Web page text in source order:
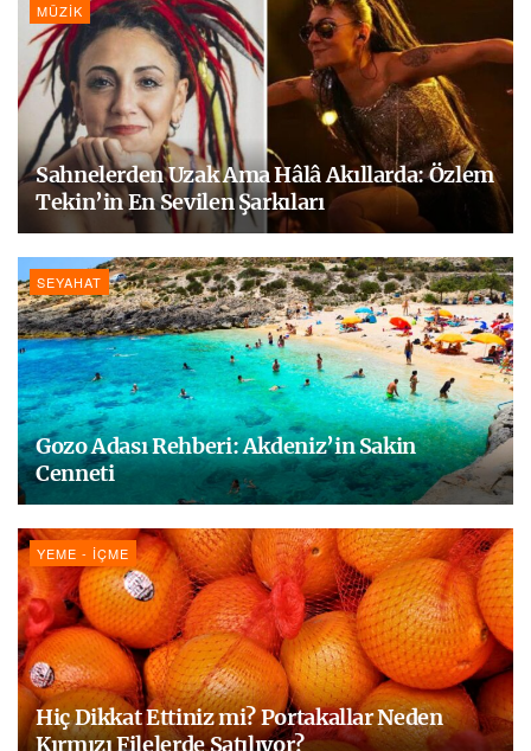
MÜZIK
Sahnelerden Uzak Ama Hâlâ Akıllarda: Özlem
Tekin’in En Sevilen Şarkıları
SEYAHAT
Gozo Adası Rehberi: Akdeniz’in Sakin
Cenneti
YEME - İÇME
Hiç Dikkat Ettiniz mi? Portakallar Neden
Kırmızı Filelerde Satılıyor?